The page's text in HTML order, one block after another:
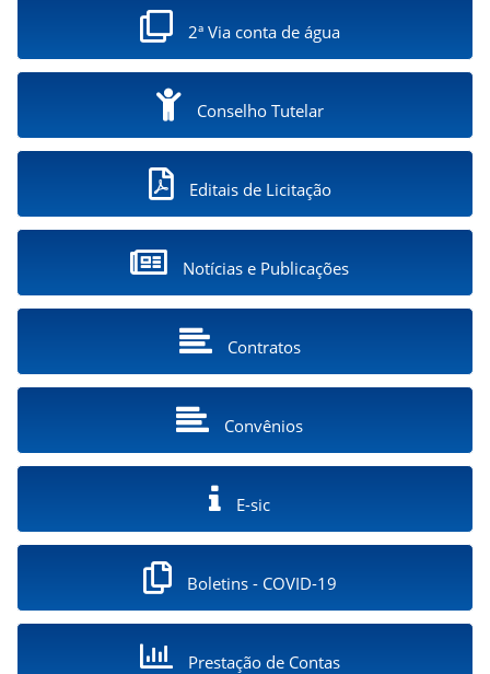
2ª Via conta de água
Conselho Tutelar
Editais de Licitação
Notícias e Publicações
Contratos
Convênios
E-sic
Boletins - COVID-19
Prestação de Contas